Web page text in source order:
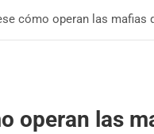
cómo operan las mafias
operan las